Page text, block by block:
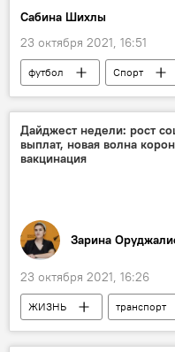
Сабина Шихлы
23 октября 2021, 16:51
футбол Спорт
Игроки
Дайджест недели: рост
выплат, новая волна
вакцинация
Зарина
23 октября 2021, 16:26
ЖИЗНЬ транспорт
пенсии
Вакцинация